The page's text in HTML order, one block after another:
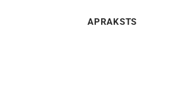
APRAKSTS